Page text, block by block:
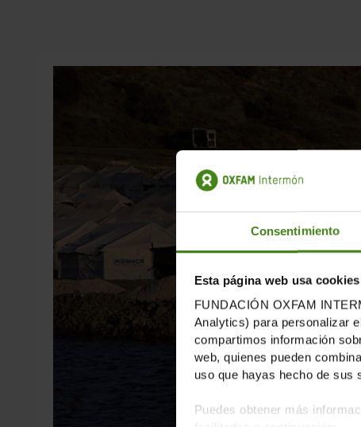
Consentimiento
Esta página web usa cookies
FUNDACIÓN OXFAM
Analytics) para personalizar
compartimos información
web, quienes pueden
uso que hayas hecho de sus
Puedes obtener más